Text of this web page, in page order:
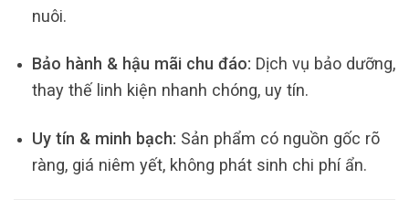
nuôi.
Bảo hành & hậu mãi chu đáo: Dịch vụ bảo dưỡng,
thay thế linh kiện nhanh chóng, uy tín.
Uy tín & minh bạch: Sản phẩm có nguồn gốc rõ
ràng, giá niêm yết, không phát sinh chi phí ẩn.